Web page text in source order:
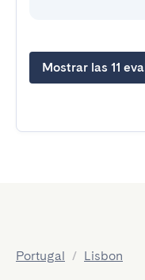
Mostrar las 11
Portugal / Lisbon